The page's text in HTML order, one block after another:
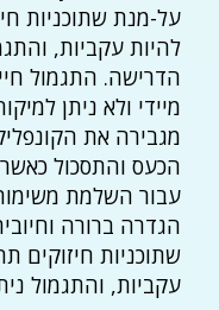
על-מנת שתוכניות
להיות עקביות,
הדרישה. התגמול
מיידי ולא ניתן
מגבירה את
הכעס והתסכול כאשר
עבור השלמת
הגדרה ברורה
שתוכניות חיזוקים
עקביות, והתגמול